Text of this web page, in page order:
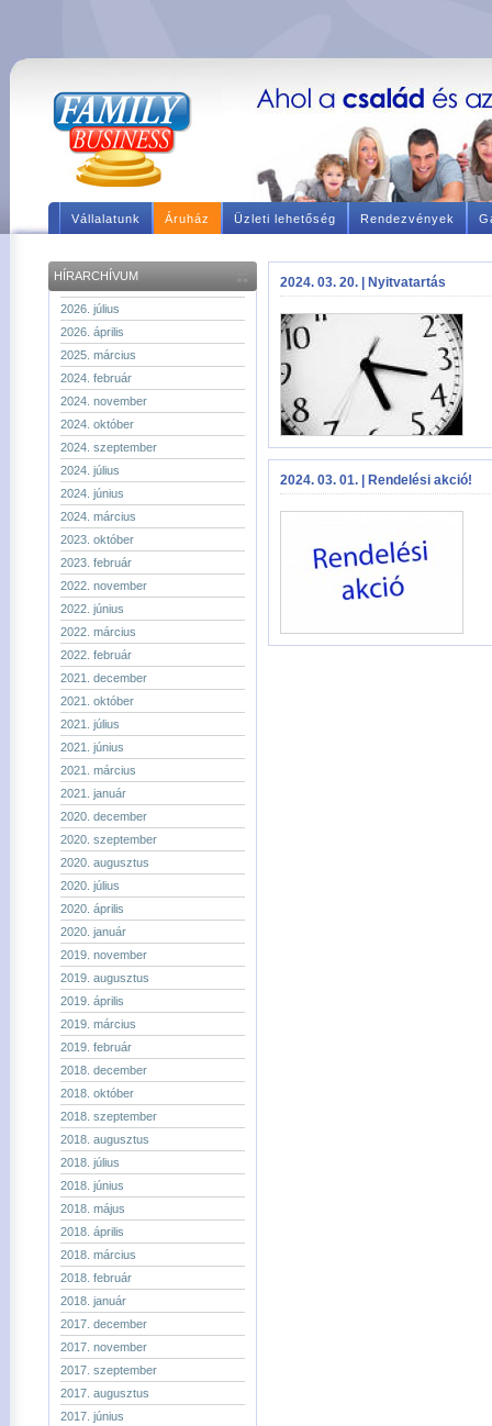
Vállalatunk Áruház Üzleti lehetőség Rendezvények
HÍRARCHÍVUM
2026. július
2026. április
2025. március
2024. február
2024. november
2024. október
2024. szeptember
2024. július
2024. június
2024. március
2023. október
2023. február
2022. november
2022. június
2022. március
2022. február
2021. december
2021. október
2021. július
2021. június
2021. március
2021. január
2020. december
2020. szeptember
2020. augusztus
2020. július
2020. április
2020. január
2019. november
2019. augusztus
2019. április
2019. március
2019. február
2018. december
2018. október
2018. szeptember
2018. augusztus
2018. július
2018. június
2018. május
2018. április
2018. március
2018. február
2018. január
2017. december
2017. november
2017. szeptember
2017. augusztus
2017. június
2024. 03. 20. | Nyitvatartás
2024. 03. 01. | Rendelési akció!